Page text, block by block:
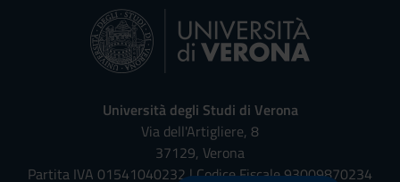
Università degli Studi di Verona
Via dell'Artigliere, 8
37129, Verona
Partita IVA 01541040232 | Codice Fiscale 93009870234